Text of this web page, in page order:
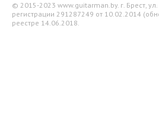
© 2015-2023 www.guitarman.by. г. Брест,
регистрации 291287249 от 10.02.2014
реестре 14.06.2018.